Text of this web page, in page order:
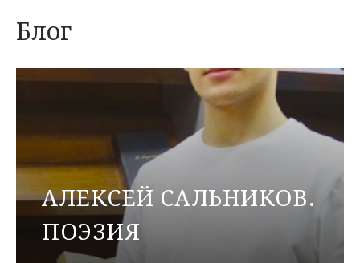
Блог
АЛЕКСЕЙ САЛЬНИКОВ.
ПОЭЗИЯ